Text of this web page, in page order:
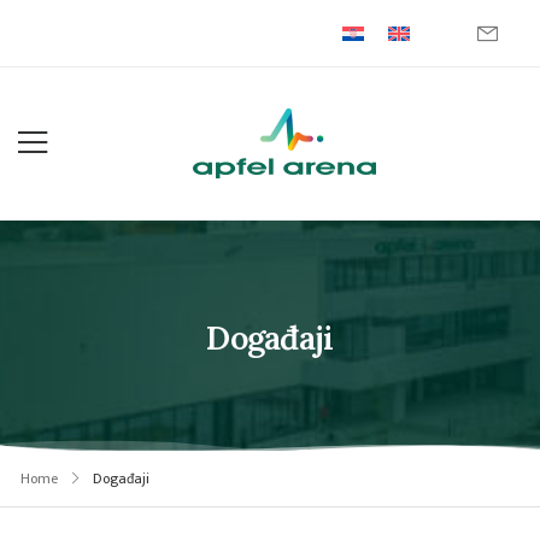
Događaji
Home Događaji